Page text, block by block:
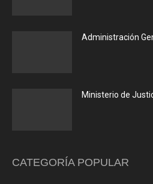
Administración
Ministerio de
CATEGORÍA POPULAR